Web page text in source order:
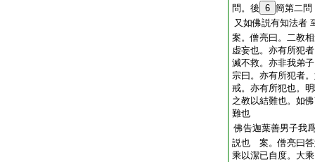
問。後 6 簡第二問
又如佛説有知法者
案。僧亮曰。二教
虚妄也。亦有所犯
滅不救。亦非我弟
宗曰。亦有所犯者
戒。亦有所犯也。
之教以結難也。如
難也
佛告迦葉善男子我
説也 案。僧亮曰答
乘以潔已自度。大